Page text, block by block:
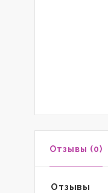
Отзывы (0)
Отзывы